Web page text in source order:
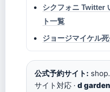
シクフォニ Twitter
ト一覧
ジョージマイケル
公式予約サイト:
サイト対応 · d